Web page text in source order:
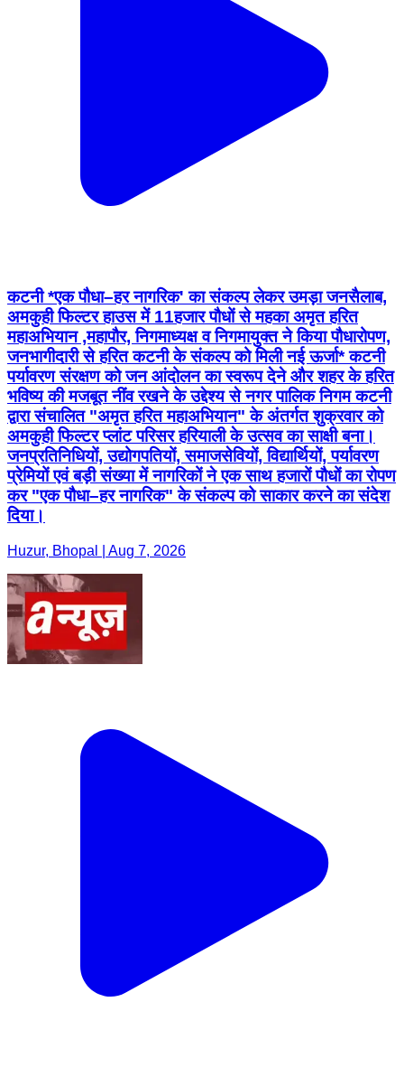
कटनी *एक पौधा–हर नागरिक' का संकल्प लेकर उमड़ा जनसैलाब,
अमकुही फिल्टर हाउस में 11हजार पौधों से महका अमृत हरित
महाअभियान ,महापौर, निगमाध्यक्ष व निगमायुक्त ने किया पौधारोपण,
जनभागीदारी से हरित कटनी के संकल्प को मिली नई ऊर्जा* कटनी
पर्यावरण संरक्षण को जन आंदोलन का स्वरूप देने और शहर के हरित
भविष्य की मजबूत नींव रखने के उद्देश्य से नगर पालिक निगम कटनी
द्वारा संचालित "अमृत हरित महाअभियान" के अंतर्गत शुक्रवार को
अमकुही फिल्टर प्लांट परिसर हरियाली के उत्सव का साक्षी बना।
जनप्रतिनिधियों, उद्योगपतियों, समाजसेवियों, विद्यार्थियों, पर्यावरण
प्रेमियों एवं बड़ी संख्या में नागरिकों ने एक साथ हजारों पौधों का रोपण
कर "एक पौधा–हर नागरिक" के संकल्प को साकार करने का संदेश
दिया।
Huzur, Bhopal | Aug 7, 2026